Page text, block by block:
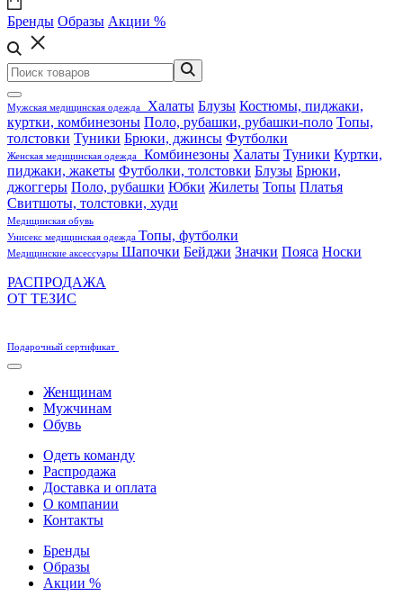
Бренды Образы Акции %
Мужская медицинская одежда Халаты Блузы Костюмы, пиджаки,
куртки, комбинезоны Поло, рубашки, рубашки-поло Топы,
толстовки Туники Брюки, джинсы Футболки
Женская медицинская одежда Комбинезоны Халаты Туники Куртки,
пиджаки, жакеты Футболки, толстовки Блузы Брюки,
джоггеры Поло, рубашки Юбки Жилеты Топы Платья
Свитшоты, толстовки, худи
Медицинская обувь
Унисекс медицинская одежда Топы, футболки
Медицинские аксессуары Шапочки Бейджи Значки Пояса Носки
РАСПРОДАЖА
ОТ ТЕЗИС
Подарочный сертификат
Женщинам
Мужчинам
Обувь
Одеть команду
Распродажа
Доставка и оплата
О компании
Контакты
Бренды
Образы
Акции %